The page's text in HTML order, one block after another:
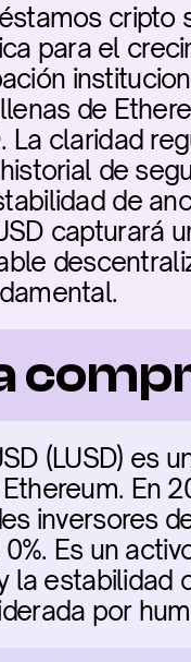
cripto
para el
de
La claridad
de
de
capturará
(LUSD) es
En
inversores
Es un
la estabilidad
por